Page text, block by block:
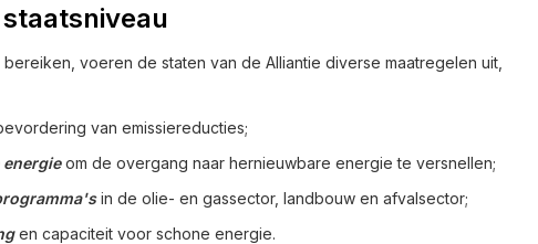
voeren de staten van de Alliantie diverse maatregelen uit,
van emissiereducties;
om de overgang naar hernieuwbare energie te versnellen;
in de olie- en gassector, landbouw en afvalsector;
en capaciteit voor schone energie.